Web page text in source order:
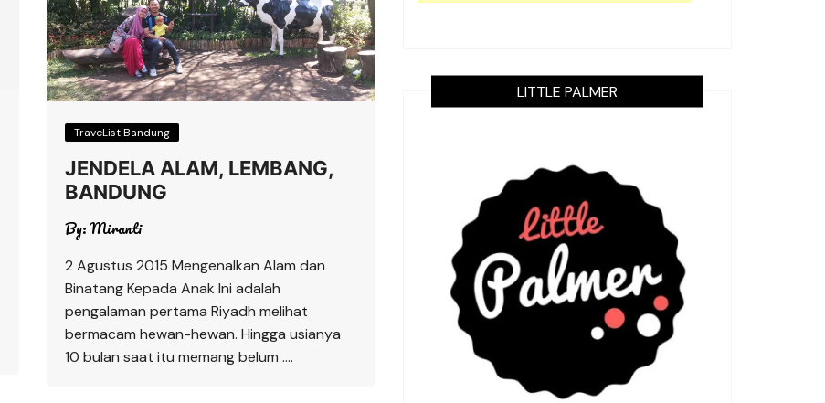
TraveList Bandung
JENDELA ALAM, LEMBANG,
BANDUNG
By:Miranti
2 Agustus 2015 Mengenalkan Alam dan
Binatang Kepada Anak Ini adalah
pengalaman pertama Riyadh melihat
bermacam hewan-hewan. Hingga usianya
10 bulan saat itu memang belum ….
LITTLE PALMER